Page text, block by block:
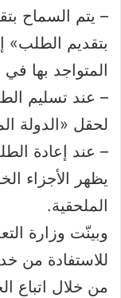
– يتم السماح
بتقديم الطلب»
المتواجد بها في
– عند تسليم
لحقل «الدولة
– عند إعادة
يظهر الأجزاء
الملحقية.
وبينّت وزارة
للاستفادة من
من خلال اتباع